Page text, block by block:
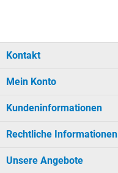
Kontakt
Mein Konto
Kundeninformationen
Rechtliche Informationen
Unsere Angebote